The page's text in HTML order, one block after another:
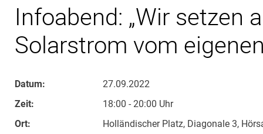
Infoabend: „Wir setzen
Solarstrom vom
Datum:
27.09.2022
Zeit:
18:00 - 20:00 Uhr
Ort:
Holländischer Platz, Diagonale 3,